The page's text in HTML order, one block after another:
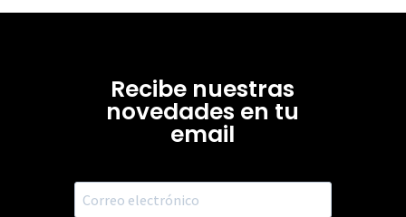
Recibe nuestras
novedades en tu
email